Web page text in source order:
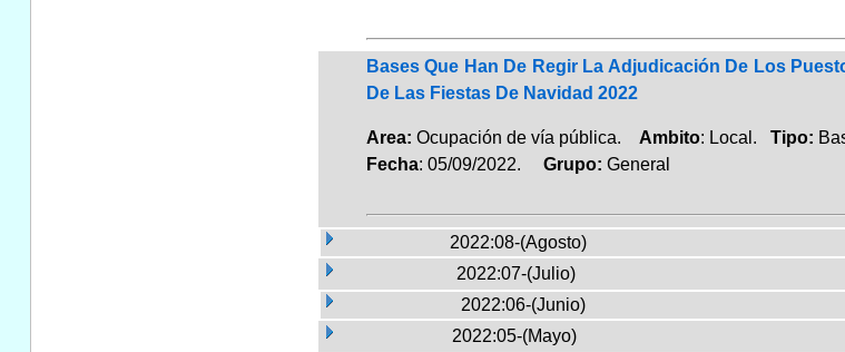
Bases Que Han De Regir La Adjudicación De Los
De Las Fiestas De Navidad 2022
Area: Ocupación de vía pública. Ambito: Local. Tipo:
Fecha: 05/09/2022. Grupo: General
2022:08-(Agosto)
2022:07-(Julio)
2022:06-(Junio)
2022:05-(Mayo)